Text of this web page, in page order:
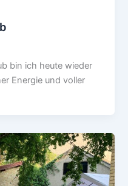
bin ich heute wieder
Energie und voller